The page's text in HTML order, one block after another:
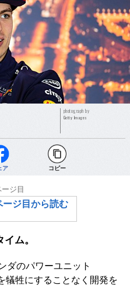
photograph by
Getty Images
ア コピー
ジ目
ージ目から読む
ム。
ダのパワーユニット
犠牲にすることなく開発を